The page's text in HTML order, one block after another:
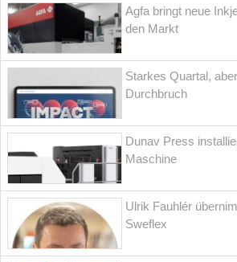
Agfa bringt neue
den Markt
Starkes Quartal,
Durchbruch
Dunav Press
Maschine
Ulrik Fauhlér
Sweflex